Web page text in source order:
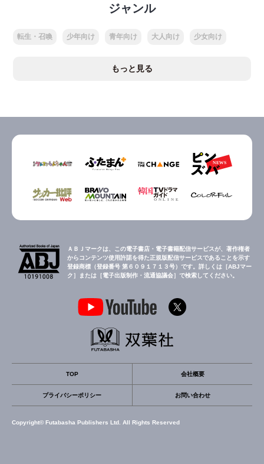
ジャンル
転生・召喚 少年向け 青年向け 大人向け 少女向け
もっと見る
ＡＢＪマークは、この電子書店・電子書籍配信サービスが、著作権者
からコンテンツ使用許諾を得た正規版配信サービスであることを示す
登録商標（登録番号 第６０９１７１３号）です。詳しくは［ABJマー
ク］または［電子出版制作・流通協議会］で検索してください。
TOP 会社概要
プライバシーポリシー お問い合わせ
Copyright© Futabasha Publishers Ltd. All Rights Reserved